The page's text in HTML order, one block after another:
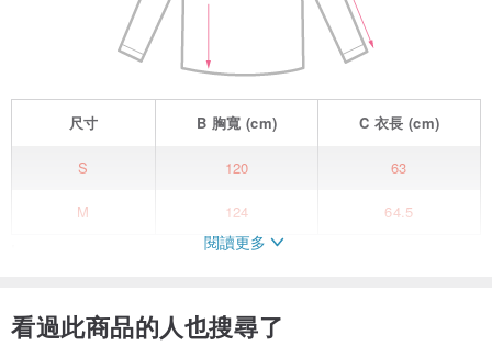
尺寸 B 胸寬 (cm) C 衣長 (cm)
S 120 63
M 124 64.5
not too many, not too little, just the right amount
閱讀更多
看過此商品的人也搜尋了